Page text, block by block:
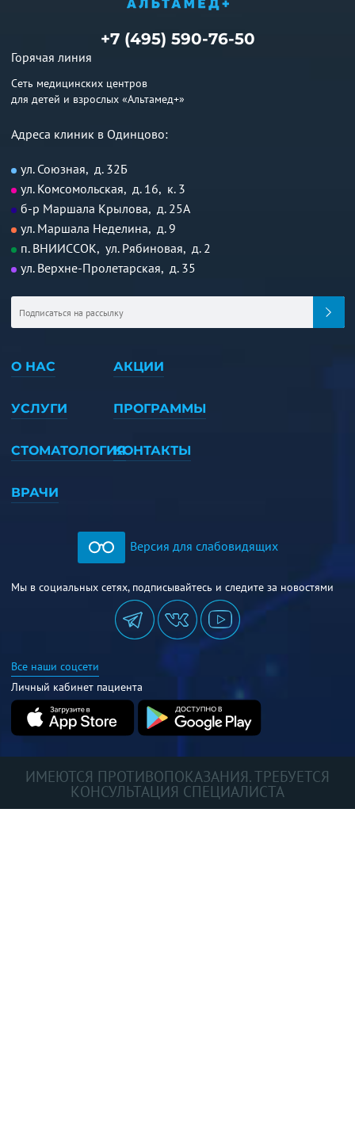
+7 (495) 590-76-50
Горячая линия
Сеть медицинских центров
для детей и взрослых «Альтамед+»
Адреса клиник в Одинцово:
ул. Союзная, д. 32Б
ул. Комсомольская, д. 16, к. 3
б-р Маршала Крылова, д. 25А
ул. Маршала Неделина, д. 9
п. ВНИИССОК, ул. Рябиновая, д. 2
ул. Верхне-Пролетарская, д. 35
О НАС
УСЛУГИ
СТОМАТОЛОГИЯ
ВРАЧИ
АКЦИИ
ПРОГРАММЫ
КОНТАКТЫ
Версия для слабовидящих
Мы в социальных сетях, подписывайтесь и следите за новостями
Все наши соцсети
Личный кабинет пациента
ИМЕЮТСЯ ПРОТИВОПОКАЗАНИЯ. ТРЕБУЕТСЯ
КОНСУЛЬТАЦИЯ СПЕЦИАЛИСТА